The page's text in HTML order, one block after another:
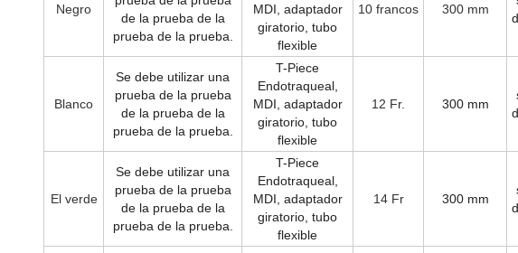
Negro
de la prueba de la
prueba de la prueba.
MDI, adaptador
giratorio, tubo
flexible
10 francos 300 mm
Blanco
Se debe utilizar una
prueba de la prueba
de la prueba de la
prueba de la prueba.
T-Piece
Endotraqueal,
MDI, adaptador
giratorio, tubo
flexible
12 Fr. 300 mm
El verde
Se debe utilizar una
prueba de la prueba
de la prueba de la
prueba de la prueba.
T-Piece
Endotraqueal,
MDI, adaptador
giratorio, tubo
flexible
14 Fr 300 mm